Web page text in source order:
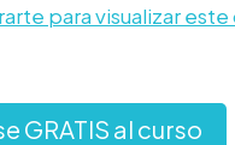
para visualizar este
GRATIS al curso